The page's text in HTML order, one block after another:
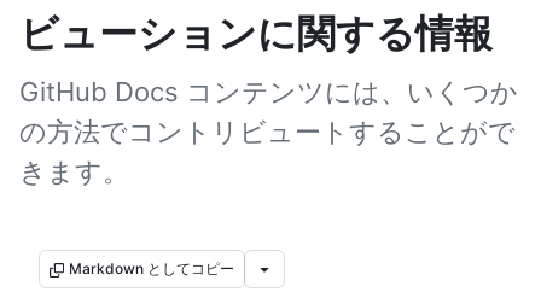
ビューションに関する情報
GitHub Docs コンテンツには、いくつか
の方法でコントリビュートすることがで
きます。
Markdown としてコピー